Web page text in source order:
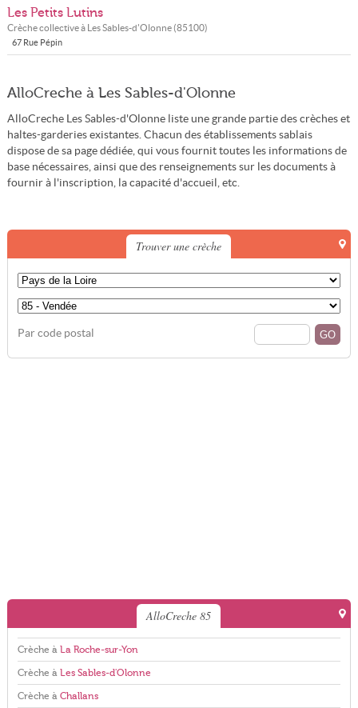
Les Petits Lutins
Crèche collective à Les Sables-d'Olonne(85100)
67 Rue Pépin
AlloCreche à Les Sables-d'Olonne
AlloCreche Les Sables-d'Olonne liste une grande partie des crèches et
haltes-garderies existantes. Chacun des établissements sablais
dispose de sa page dédiée, qui vous fournit toutes les informations de
base nécessaires, ainsi que des renseignements sur les documents à
fournir à l'inscription, la capacité d'accueil, etc.
Trouver une crèche
Par code postal
AlloCreche 85
Crèche à La Roche-sur-Yon
Crèche à Les Sables-d'Olonne
Crèche à Challans